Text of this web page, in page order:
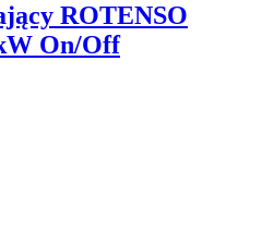
ROTENSO
On/Off